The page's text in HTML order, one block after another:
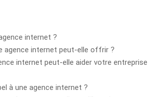
internet ?
agence internet peut-elle offrir ?
internet peut-elle aider votre entreprise
à une agence internet ?